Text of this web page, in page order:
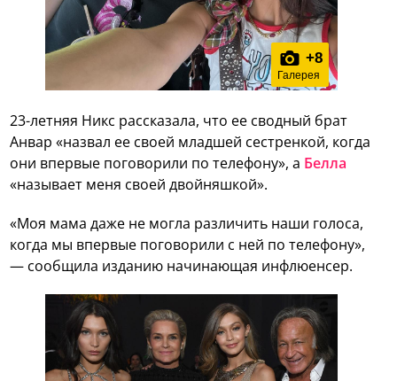
+8
Галерея
23-летняя Никс рассказала, что ее сводный брат
Анвар «назвал ее своей младшей сестренкой, когда
они впервые поговорили по телефону», а Белла
«называет меня своей двойняшкой».
«Моя мама даже не могла различить наши голоса,
когда мы впервые поговорили с ней по телефону»,
— сообщила изданию начинающая инфлюенсер.